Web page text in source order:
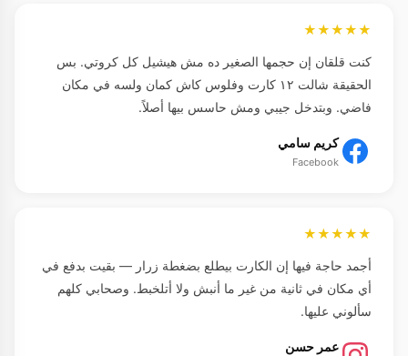
★★★★★
كنت قلقان إن حجمها الصغير ده مش هيشيل كل كروتي. بس
الحقيقة شالت ١٢ كارت وفلوس كاش كمان ولسه في مكان
فاضي. وبتدخل جيبي ومش حاسس بيها أصلاً.
كريم سامي
Facebook
★★★★★
أجمد حاجة فيها إن الكارت بيطلع بضغطة زرار — بقيت بدفع في
أي مكان في ثانية من غير ما أنبش ولا أتلخبط. وصحابي كلهم
سألوني عليها.
عمر حسن